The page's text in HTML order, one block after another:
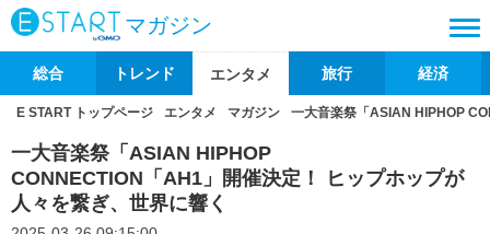
マガジン
総合 トレンド エンタメ 旅行 経済
E START トップページ エンタメ マガジン 一大音楽祭「ASIAN HIPHOP
一大音楽祭「ASIAN HIPHOP
CONNECTION「AH1」開催決定！ ヒップホップが
人々を繋ぎ、世界に響く